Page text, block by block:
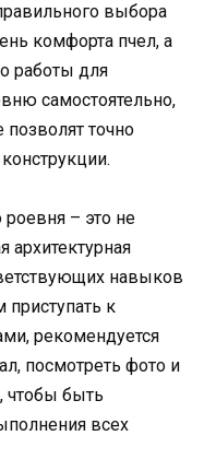
выбора
комфорта пчел, а
работы для
самостоятельно,
точно
роевня – это не
архитектурная
навыков
к
рекомендуется
посмотреть фото и
чтобы быть
всех